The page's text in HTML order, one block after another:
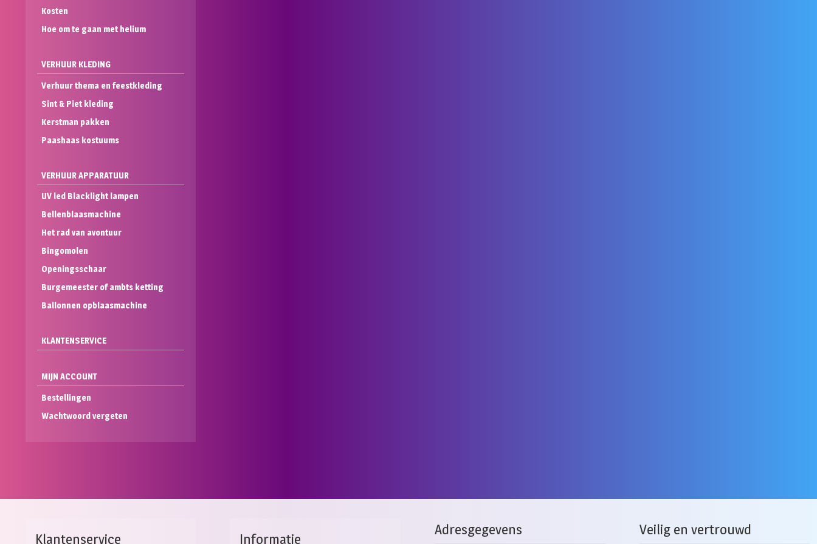
Kosten
Hoe om te gaan met helium
VERHUUR KLEDING
Verhuur thema en feestkleding
Sint & Piet kleding
Kerstman pakken
Paashaas kostuums
VERHUUR APPARATUUR
UV led Blacklight lampen
Bellenblaasmachine
Het rad van avontuur
Bingomolen
Openingsschaar
Burgemeester of ambts ketting
Ballonnen opblaasmachine
KLANTENSERVICE
MIJN ACCOUNT
Bestellingen
Wachtwoord vergeten
Klantenservice Informatie
Adresgegevens Veilig en vertrouwd